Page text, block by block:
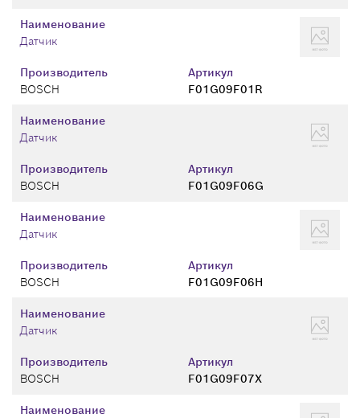
Производитель
BOSCH
Артикул
F01G09F01R
Наименование
Датчик
Производитель
BOSCH
Артикул
F01G09F06G
Наименование
Датчик
Производитель
BOSCH
Артикул
F01G09F06H
Наименование
Датчик
Производитель
BOSCH
Артикул
F01G09F07X
Наименование
Датчик
Наименование